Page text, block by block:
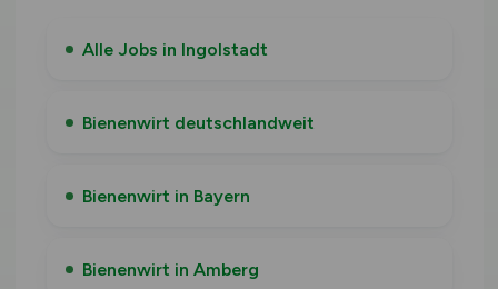
Alle Jobs in Ingolstadt
Bienenwirt deutschlandweit
Bienenwirt in Bayern
Bienenwirt in Amberg